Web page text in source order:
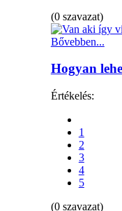
(0 szavazat)
Bővebben...
Hogyan
Értékelés:
1
2
3
4
5
(0 szavazat)